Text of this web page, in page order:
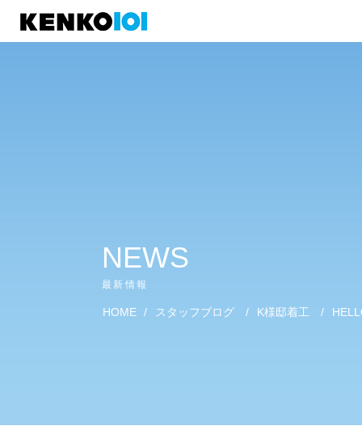
NEWS
最新情報
HOME / スタッフブログ / K様邸着工 /